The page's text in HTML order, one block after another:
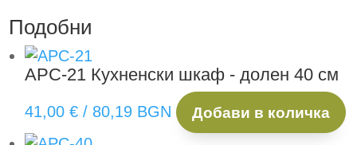
Подобни
АРС-21 Кухненски шкаф - долен 40 см
41,00€ / 80,19 BGN Добави в количка